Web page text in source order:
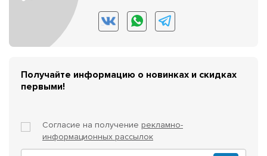
Получайте информацию о новинках и скидках
первыми!
Согласие на получение рекламно-
информационных рассылок